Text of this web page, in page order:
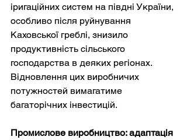
іригаційних систем на півдні України,
особливо після руйнування
Каховської греблі, знизило
продуктивність сільського
господарства в деяких регіонах.
Відновлення цих виробничих
потужностей вимагатиме
багаторічних інвестицій.
Промислове виробництво: адаптація